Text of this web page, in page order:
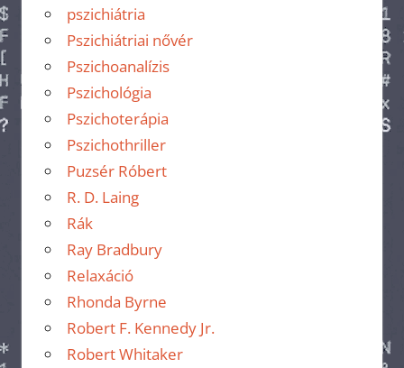
pszichiátria
Pszichiátriai nővér
Pszichoanalízis
Pszichológia
Pszichoterápia
Pszichothriller
Puzsér Róbert
R. D. Laing
Rák
Ray Bradbury
Relaxáció
Rhonda Byrne
Robert F. Kennedy Jr.
Robert Whitaker